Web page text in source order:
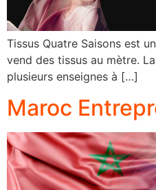
Tissus Quatre Saisons est
vend des tissus au mètre.
plusieurs enseignes à […]
Maroc